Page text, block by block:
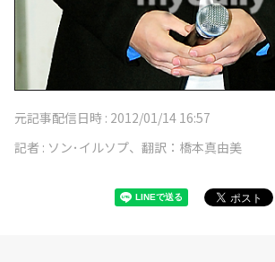
元記事配信日時 : 2012/01/14 16:57
記者 : ソン･イルソプ、翻訳：橋本真由美